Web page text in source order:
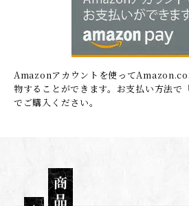
Amazonアカウントを使って
物することができます。 お支払い方法で
でご購入ください。